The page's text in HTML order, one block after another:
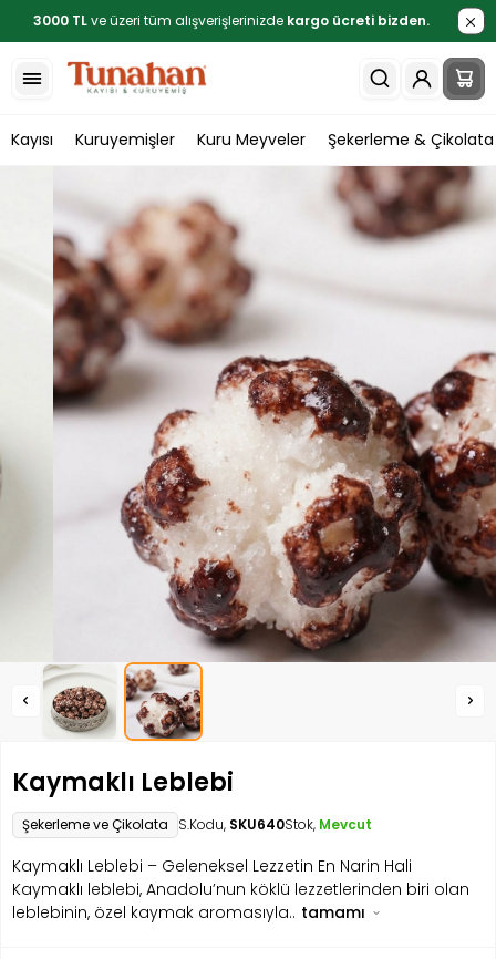
3000 TLve üzeri tüm alışverişlerinizde kargo ücreti bizden.
Kayısı Kuruyemişler Kuru Meyveler Şekerleme & Çikolata
Kaymaklı Leblebi
Şekerleme ve Çikolata S.Kodu, SKU640Stok, Mevcut
Kaymaklı Leblebi – Geleneksel Lezzetin En Narin Hali
Kaymaklı leblebi, Anadolu’nun köklü lezzetlerinden biri olan
leblebinin, özel kaymak aromasıyla.. tamamı